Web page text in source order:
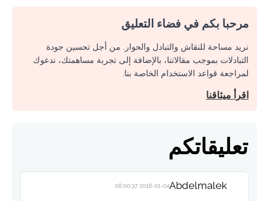
مرحبا بكم في فضاء التعليق
نريد مساحة للنقاش والتبادل والحوار. من أجل تحسين جودة
التبادلات بموجب مقالاتنا، بالإضافة إلى تجربة مساهمتك، ندعوك
لمراجعة قواعد الاستخدام الخاصة بنا.
اقرأ ميثاقنا
تعليقاتكم
Abdelmalek
2018-01-04 08:00:37